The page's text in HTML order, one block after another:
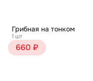
Грибная на тонком
1 шт
660 ₽